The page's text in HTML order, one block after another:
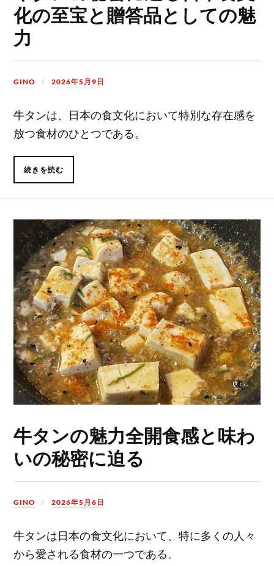
化の至宝と贈答品としての魅
力
GINO 2026年5月9日
牛タンは、日本の食文化において特別な存在感を
放つ食材のひとつである。
続きを読む
牛タンの魅力全開食感と味わ
いの秘密に迫る
GINO 2026年5月6日
牛タンは日本の食文化において、特に多くの人々
から愛される食材の一つである。